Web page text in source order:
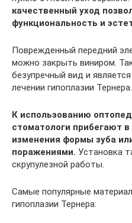
качественный уход
функциональность и
Поврежденный передний
можно закрыть виниром.
безупречный вид и
лечении гипоплазии Тернера.
К использованию
стоматологи прибегают
изменения формы зуба
поражениями. Установка
скрупулезной работы.
Самые популярные
гипоплазии Тернера: